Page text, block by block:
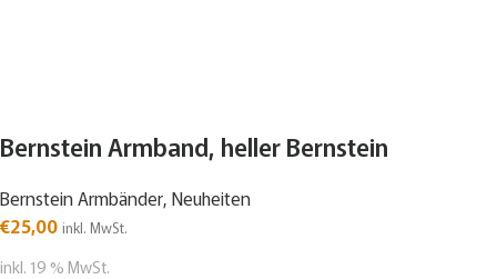
Bernstein Armband, heller Bernstein
Bernstein Armbänder, Neuheiten
€25,00 inkl. MwSt.
inkl. 19 % MwSt.